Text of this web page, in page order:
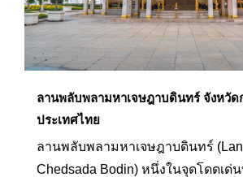
ลานพลับพลามหาเจษฎาบดินทร์ จังหวัด
ประเทศไทย
ลานพลับพลามหาเจษฎาบดินทร์ (Lan
Chedsada Bodin) หนึ่งในจุดโดดเด่